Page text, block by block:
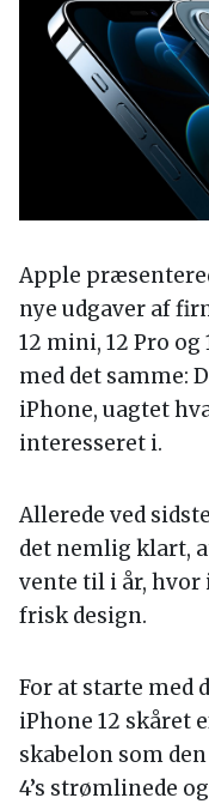
Apple
nye udgaver af
12 mini, 12 Pro og
med det samme:
iPhone, uagtet
interesseret i.
Allerede ved
det nemlig klart,
vente til i år, hvor
frisk design.
For at starte med
iPhone 12 skåret
skabelon som
4’s strømlinede